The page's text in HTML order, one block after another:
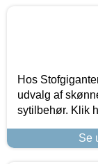
Hos
udvalg af
sytilbehør. Klik
Se